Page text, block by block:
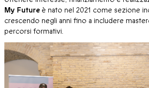
My Futureè nato nel 2021 come sezione
crescendo negli anni fino a includere
percorsi formativi.